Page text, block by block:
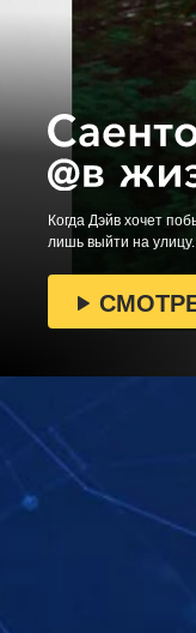
Когда Дэйв хочет
лишь выйти на улицу.